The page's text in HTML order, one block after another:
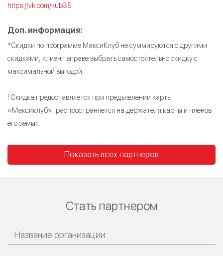
https://vk.com/kub35
Доп. информация:
*Скидки по программе МаксиКлуб не суммируются с другими
скидками, клиент вправе выбрать самостоятельно скидку с
максимальной выгодой.
! Скидка предоставляется при предъявлении карты
«Максиклуб», распространяется на держателя карты и членов
его семьи.
Показать всех партнеров
Стать партнером